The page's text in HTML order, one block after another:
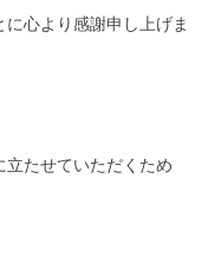
心より感謝申し上げま
立たせていただくため